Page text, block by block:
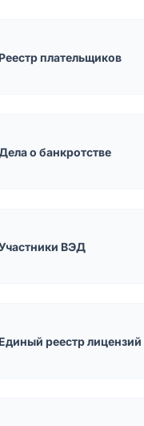
Реестр плательщиков
о банкротстве
ВЭД
Единый реестр лицензий